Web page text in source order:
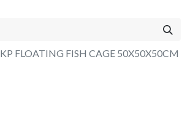
KP FLOATING FISH CAGE 50X50X50CM